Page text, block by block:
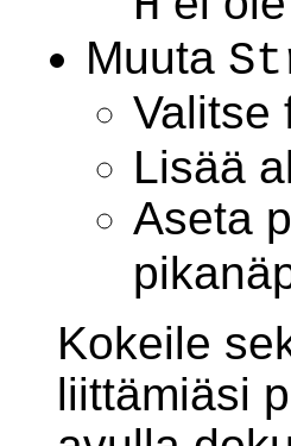
Muuta
Valitse
Lisää
Aseta
Kokeile
liittämiäsi